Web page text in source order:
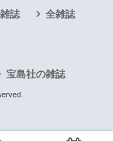
誌 全雑誌
宝島社の雑誌